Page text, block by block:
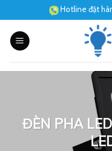
to
content
Hotline đặt
ĐÈN PHA